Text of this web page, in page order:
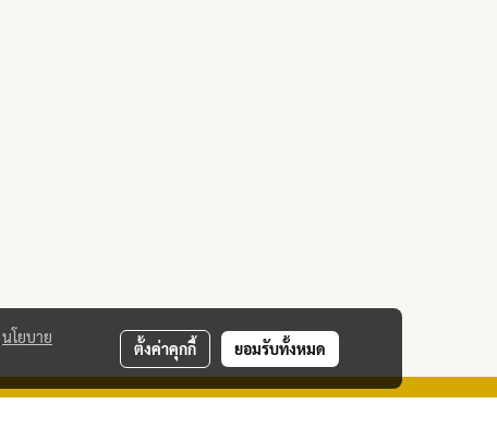
นโยบาย
ตั้งค่าคุกกี้ ยอมรับทั้งหมด